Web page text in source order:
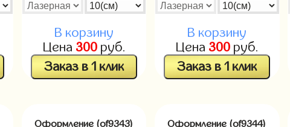
В корзину
Цена 300руб.
Заказ в 1 клик
В корзину
Цена 300руб.
Заказ в 1 клик
Оформление (of9343) Оформление (of9344)